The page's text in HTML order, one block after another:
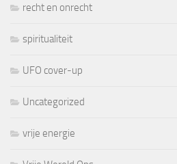
recht en onrecht
spiritualiteit
UFO cover-up
Uncategorized
vrije energie